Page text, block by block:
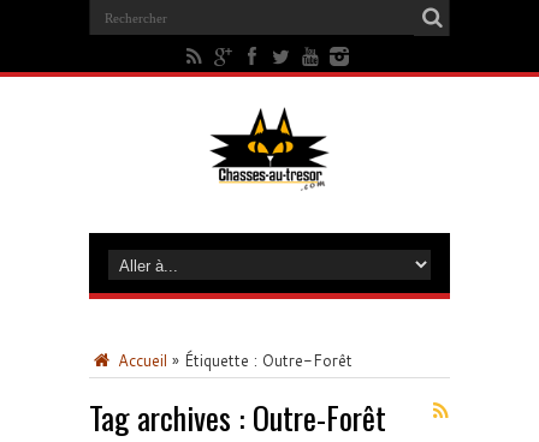
Accueil » Étiquette : Outre-Forêt
Tag archives : Outre-Forêt